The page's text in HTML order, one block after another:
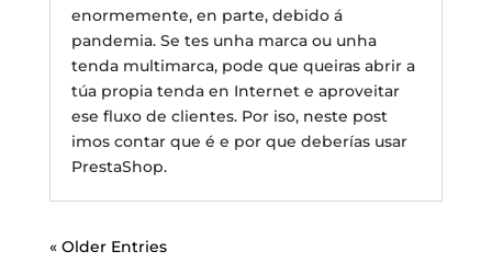
enormemente, en parte, debido á
pandemia. Se tes unha marca ou unha
tenda multimarca, pode que queiras abrir a
túa propia tenda en Internet e aproveitar
ese fluxo de clientes. Por iso, neste post
imos contar que é e por que deberías usar
PrestaShop.
« Older Entries